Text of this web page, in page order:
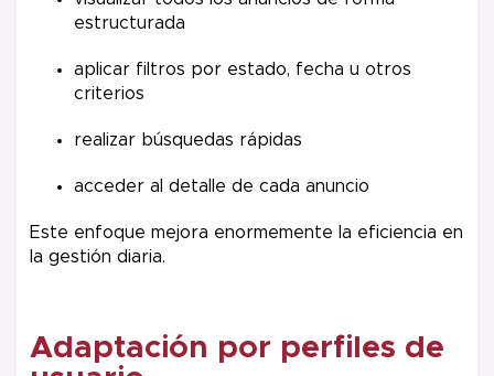
estructurada
aplicar filtros por estado, fecha u otros
criterios
realizar búsquedas rápidas
acceder al detalle de cada anuncio
Este enfoque mejora enormemente la eficiencia en
la gestión diaria.
Adaptación por perfiles de